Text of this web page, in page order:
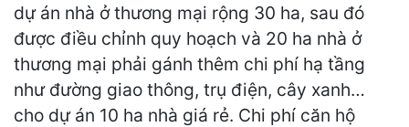
dự án nhà ở thương mại rộng 30 ha, sau đó
được điều chỉnh quy hoạch và 20 ha nhà ở
thương mại phải gánh thêm chi phí hạ tầng
như đường giao thông, trụ điện, cây xanh…
cho dự án 10 ha nhà giá rẻ. Chi phí căn hộ